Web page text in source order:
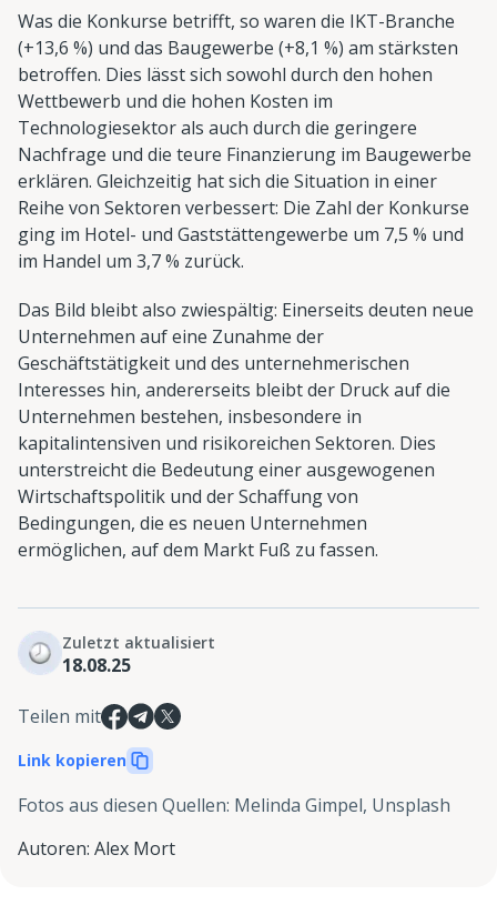
Was die Konkurse betrifft, so waren die IKT-Branche
(+13,6 %) und das Baugewerbe (+8,1 %) am stärksten
betroffen. Dies lässt sich sowohl durch den hohen
Wettbewerb und die hohen Kosten im
Technologiesektor als auch durch die geringere
Nachfrage und die teure Finanzierung im Baugewerbe
erklären. Gleichzeitig hat sich die Situation in einer
Reihe von Sektoren verbessert: Die Zahl der Konkurse
ging im Hotel- und Gaststättengewerbe um 7,5 % und
im Handel um 3,7 % zurück.
Das Bild bleibt also zwiespältig: Einerseits deuten neue
Unternehmen auf eine Zunahme der
Geschäftstätigkeit und des unternehmerischen
Interesses hin, andererseits bleibt der Druck auf die
Unternehmen bestehen, insbesondere in
kapitalintensiven und risikoreichen Sektoren. Dies
unterstreicht die Bedeutung einer ausgewogenen
Wirtschaftspolitik und der Schaffung von
Bedingungen, die es neuen Unternehmen
ermöglichen, auf dem Markt Fuß zu fassen.
Zuletzt aktualisiert
18.08.25
Teilen mit
Link kopieren
Fotos aus diesen Quellen: Melinda Gimpel, Unsplash
Autoren: Alex Mort